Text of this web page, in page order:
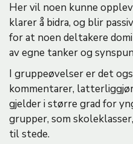
Her vil noen kunne
klarer å bidra, og blir
for at noen deltakere
av egne tanker og
I gruppeøvelser er det
kommentarer,
gjelder i større grad for
grupper, som
til stede.